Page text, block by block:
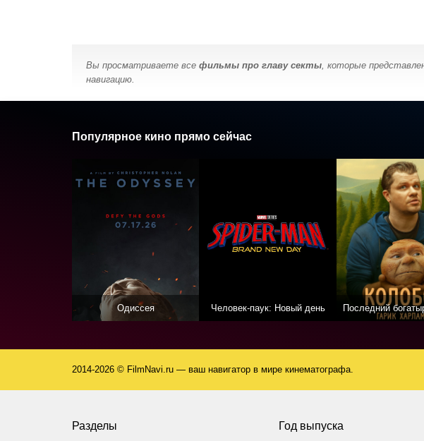
Вы просматриваете все фильмы про главу секты, которые
навигацию.
Популярное кино прямо сейчас
Одиссея Человек-паук: Новый день
2014-2026 © FilmNavi.ru — ваш навигатор в мире кинематографа.
Разделы Год выпуска